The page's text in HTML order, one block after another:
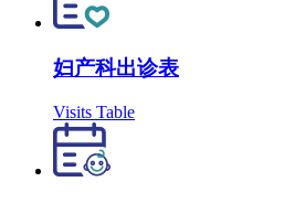
妇产科出诊表
Visits Table